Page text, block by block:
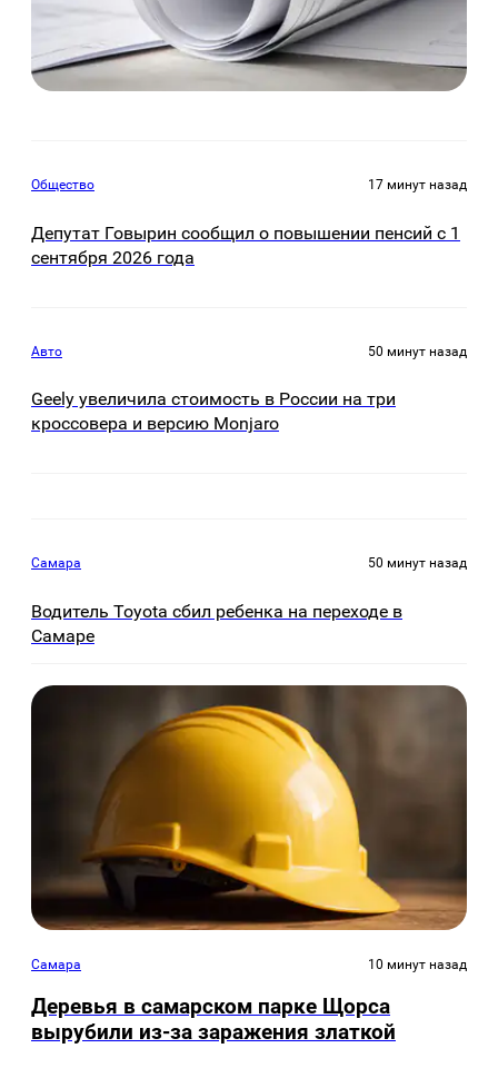
Общество 17 минут назад
Депутат Говырин сообщил о повышении пенсий с 1
сентября 2026 года
Авто 50 минут назад
Geely увеличила стоимость в России на три
кроссовера и версию Monjaro
Самара 50 минут назад
Водитель Toyota сбил ребенка на переходе в
Самаре
Самара 10 минут назад
Деревья в самарском парке Щорса
вырубили из-за заражения златкой